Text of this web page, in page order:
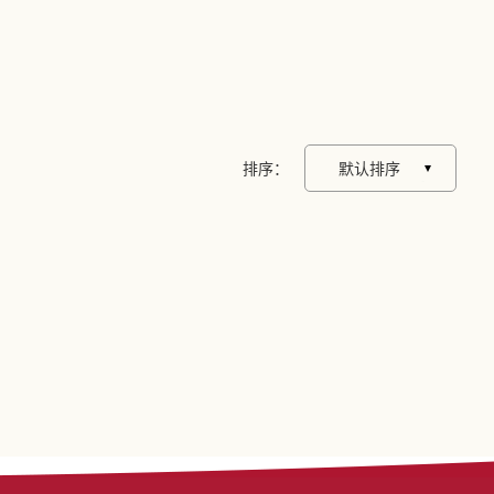
排序： 默认排序